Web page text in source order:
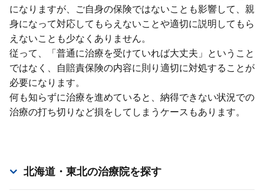
になりますが、ご⾃⾝の保険ではないことも影響して、親
⾝になって対応してもらえないことや適切に説明してもら
えないことも少なくありません。
従って、「普通に治療を受けていれば⼤丈夫」ということ
ではなく、⾃賠責保険の内容に則り適切に対処することが
必要になります。
何も知らずに治療を進めていると、納得できない状況での
治療の打ち切りなど損をしてしまうケースもあります。
北海道・東北の治療院を探す